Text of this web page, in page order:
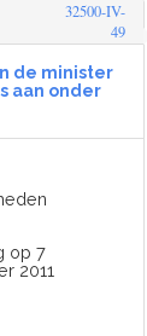
32500-IV-
49
de minister
aan onder
op 7
2011